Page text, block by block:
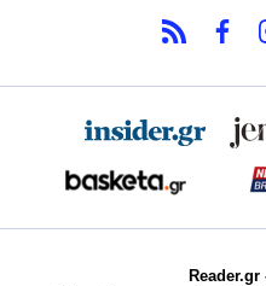
Reader.gr